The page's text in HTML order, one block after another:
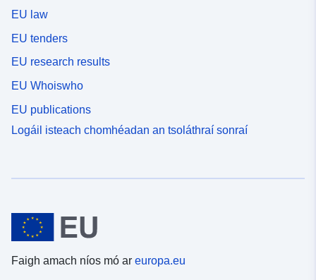
EU law
EU tenders
EU research results
EU Whoiswho
EU publications
Logáil isteach chomhéadan an tsoláthraí sonraí
Faigh amach níos mó ar europa.eu